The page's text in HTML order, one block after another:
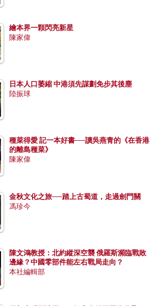
繪本界一顆閃亮新星
陳家偉
日本人口萎縮 中港須先謀劃免步其後塵
陸振球
種菜得愛 記一本好書──讀吳燕青的《在香港
的離島種菜》
陳家偉
金秋文化之旅──踏上古蜀道，走過劍門關
馮珍今
陳文鴻教授：北約縱深空襲 俄羅斯瀕臨戰敗
邊緣？中國零部件能左右戰局走向？
本社編輯部